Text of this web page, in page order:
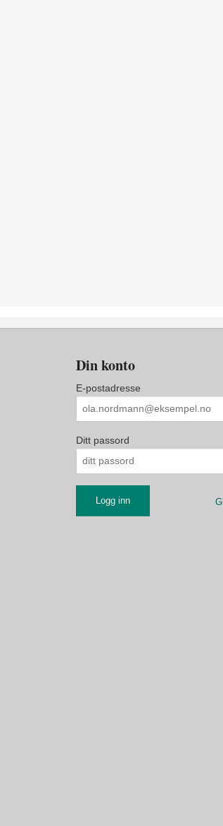
Din konto
E-postadresse
Ditt passord